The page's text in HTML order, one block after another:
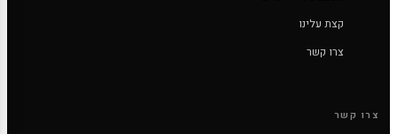
קצת עלינו
צרו קשר
צרו קשר